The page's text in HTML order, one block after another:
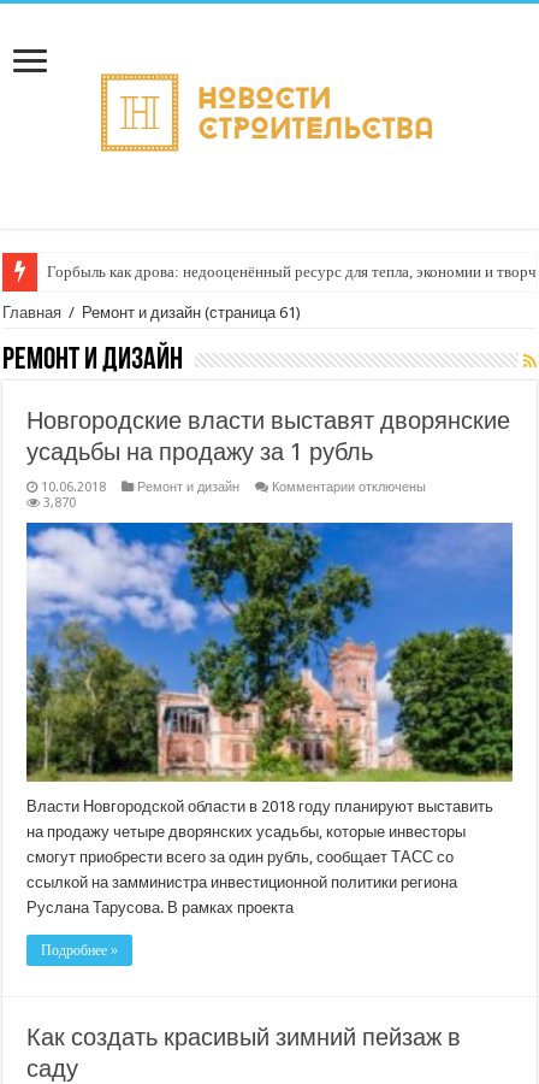
Горбыль как дрова: недооценённый ресурс для тепла, экономии и
Главная / Ремонт и дизайн (страница 61)
Ремонт и дизайн
Новгородские власти выставят дворянские
усадьбы на продажу за 1 рубль
10.06.2018 Ремонт и дизайн Комментариик
власти
выставят
дворянские
усадьбы
на
продажу
1
рубль
отключены
3,870
Власти Новгородской области в 2018 году планируют выставить
на продажу четыре дворянских усадьбы, которые инвесторы
смогут приобрести всего за один рубль, сообщает ТАСС со
ссылкой на замминистра инвестиционной политики региона
Руслана Тарусова. В рамках проекта
Подробнее »
Как создать красивый зимний пейзаж в
саду